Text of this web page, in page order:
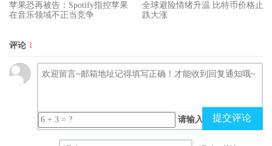
苹果恐再被告：Spotify指控苹果
在音乐领域不正当竞争
全球避险情绪升温 比特币价格止
跌大涨
评论 1
请输入（计算结果）
提交评论